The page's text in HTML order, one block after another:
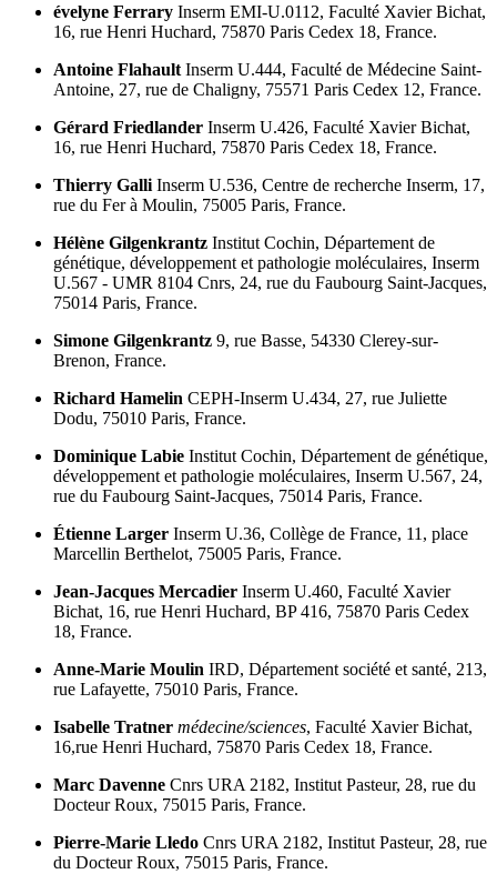
évelyne Ferrary Inserm EMI-U.0112, Faculté Xavier Bichat,
16, rue Henri Huchard, 75870 Paris Cedex 18, France.
Antoine Flahault Inserm U.444, Faculté de Médecine Saint-
Antoine, 27, rue de Chaligny, 75571 Paris Cedex 12, France.
Gérard Friedlander Inserm U.426, Faculté Xavier Bichat,
16, rue Henri Huchard, 75870 Paris Cedex 18, France.
Thierry Galli Inserm U.536, Centre de recherche Inserm, 17,
rue du Fer à Moulin, 75005 Paris, France.
Hélène Gilgenkrantz Institut Cochin, Département de
génétique, développement et pathologie moléculaires, Inserm
U.567 - UMR 8104 Cnrs, 24, rue du Faubourg Saint-Jacques,
75014 Paris, France.
Simone Gilgenkrantz 9, rue Basse, 54330 Clerey-sur-
Brenon, France.
Richard Hamelin CEPH-Inserm U.434, 27, rue Juliette
Dodu, 75010 Paris, France.
Dominique Labie Institut Cochin, Département de génétique,
développement et pathologie moléculaires, Inserm U.567, 24,
rue du Faubourg Saint-Jacques, 75014 Paris, France.
Étienne Larger Inserm U.36, Collège de France, 11, place
Marcellin Berthelot, 75005 Paris, France.
Jean-Jacques Mercadier Inserm U.460, Faculté Xavier
Bichat, 16, rue Henri Huchard, BP 416, 75870 Paris Cedex
18, France.
Anne-Marie Moulin IRD, Département société et santé, 213,
rue Lafayette, 75010 Paris, France.
Isabelle Tratner médecine/sciences, Faculté Xavier Bichat,
16,rue Henri Huchard, 75870 Paris Cedex 18, France.
Marc Davenne Cnrs URA 2182, Institut Pasteur, 28, rue du
Docteur Roux, 75015 Paris, France.
Pierre-Marie Lledo Cnrs URA 2182, Institut Pasteur, 28, rue
du Docteur Roux, 75015 Paris, France.